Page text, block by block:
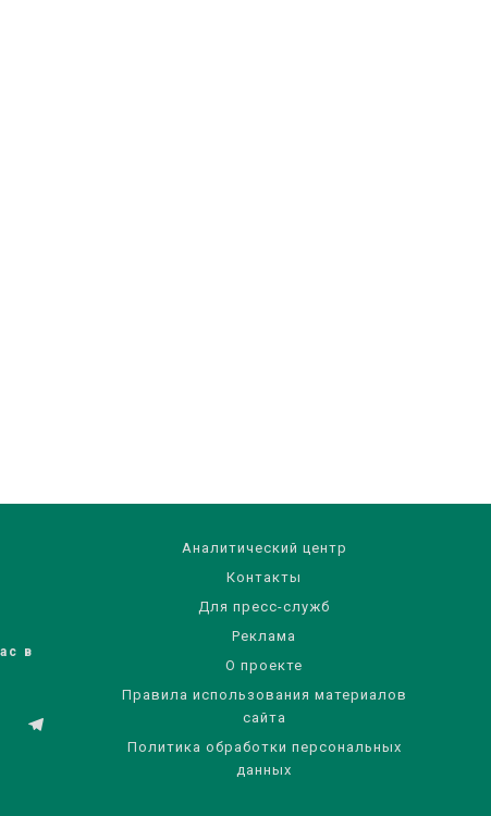
в
Аналитический центр
Контакты
Для пресс-служб
Реклама
О проекте
Правила использования материалов
сайта
Политика обработки персональных
данных